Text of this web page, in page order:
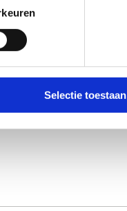
Selectie toestaan